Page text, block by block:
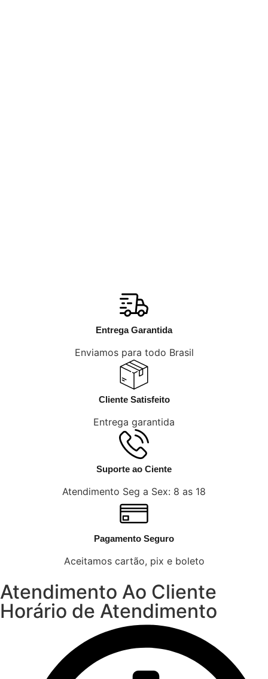
Entrega Garantida
Enviamos para todo Brasil
Cliente Satisfeito
Entrega garantida
Suporte ao Ciente
Atendimento Seg a Sex: 8 as 18
Pagamento Seguro
Aceitamos cartão, pix e boleto
Atendimento Ao Cliente
Horário de Atendimento